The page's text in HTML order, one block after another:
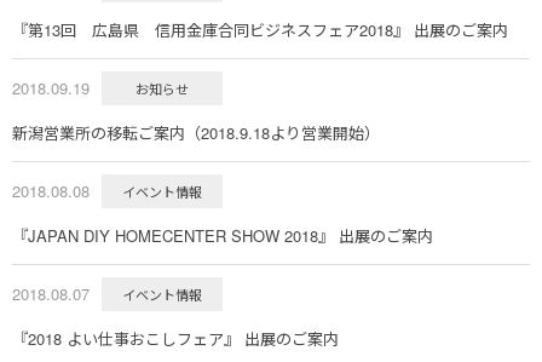
『第13回 広島県 信用金庫合同ビジネスフェア2018』 出展のご案内
2018.09.19 お知らせ
新潟営業所の移転ご案内（2018.9.18より営業開始）
2018.08.08 イベント情報
『JAPAN DIY HOMECENTER SHOW 2018』 出展のご案内
2018.08.07 イベント情報
『2018 よい仕事おこしフェア』 出展のご案内